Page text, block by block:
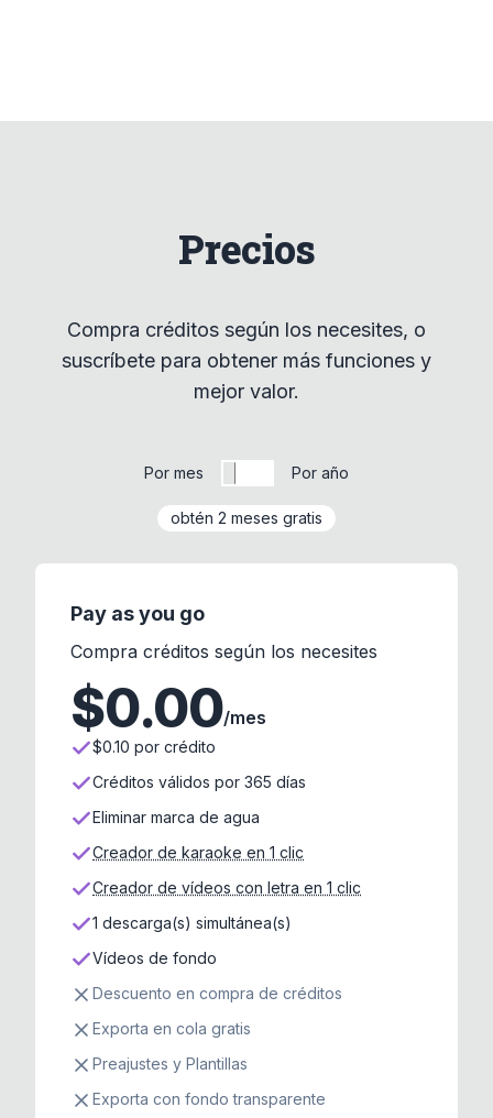
Precios
Compra créditos según los necesites, o
suscríbete para obtener más funciones y
mejor valor.
Por mes Por año
obtén 2 meses gratis
Pay as you go
Compra créditos según los necesites
$0.00/mes
$0.10 por crédito
Créditos válidos por 365 días
Eliminar marca de agua
Creador de karaoke en 1 clic
Creador de vídeos con letra en 1 clic
1 descarga(s) simultánea(s)
Vídeos de fondo
Descuento en compra de créditos
Exporta en cola gratis
Preajustes y Plantillas
Exporta con fondo transparente